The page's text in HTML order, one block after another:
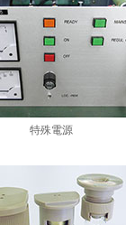
特殊電源